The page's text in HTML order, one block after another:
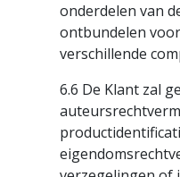
onderdelen van
ontbundelen
verschillende
6.6 De Klant zal